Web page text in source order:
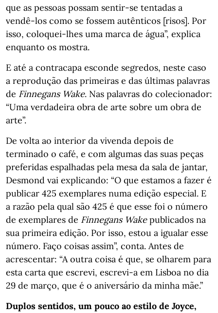
que as pessoas possam sentir-se tentadas a
vendê-los como se fossem autênticos [risos]. Por
isso, coloquei-lhes uma marca de água”, explica
enquanto os mostra.
E até a contracapa esconde segredos, neste caso
a reprodução das primeiras e das últimas palavras
de Finnegans Wake. Nas palavras do colecionador:
“Uma verdadeira obra de arte sobre um obra de
arte”.
De volta ao interior da vivenda depois de
terminado o café, e com algumas das suas peças
preferidas espalhadas pela mesa da sala de jantar,
Desmond vai explicando: “O que estamos a fazer é
publicar 425 exemplares numa edição especial. E
a razão pela qual são 425 é que esse foi o número
de exemplares de Finnegans Wakepublicados na
sua primeira edição. Por isso, estou a igualar esse
número. Faço coisas assim”, conta. Antes de
acrescentar: “A outra coisa é que, se olharem para
esta carta que escrevi, escrevi-a em Lisboa no dia
29 de março, que é o aniversário da minha mãe.”
Duplos sentidos, um pouco ao estilo de Joyce,